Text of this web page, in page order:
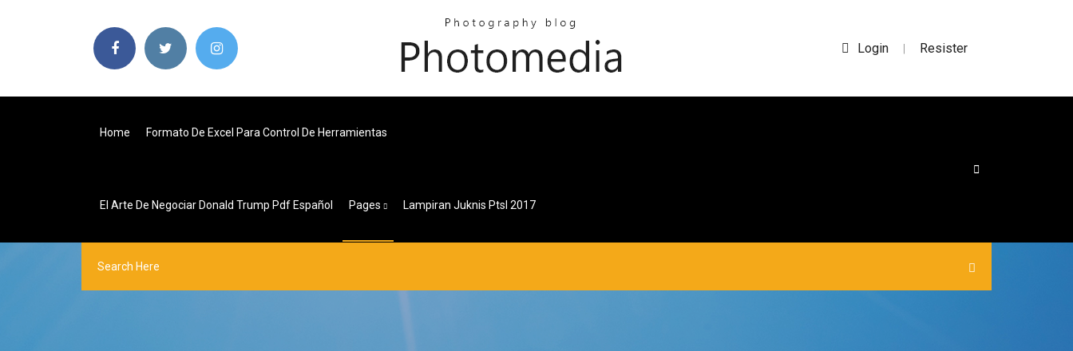
Login | Resister
Home Formato De Excel Para Control De Herramientas
El Arte De Negociar Donald Trump Pdf Español Pages Lampiran Juknis Ptsl 2017